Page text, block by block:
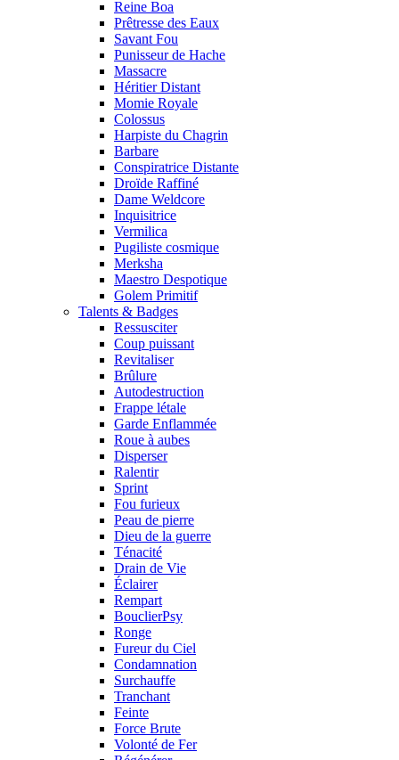
Reine Boa
Prêtresse des Eaux
Savant Fou
Punisseur de Hache
Massacre
Héritier Distant
Momie Royale
Colossus
Harpiste du Chagrin
Barbare
Conspiratrice Distante
Droïde Raffiné
Dame Weldcore
Inquisitrice
Vermilica
Pugiliste cosmique
Merksha
Maestro Despotique
Golem Primitif
Talents & Badges
Ressusciter
Coup puissant
Revitaliser
Brûlure
Autodestruction
Frappe létale
Garde Enflammée
Roue à aubes
Disperser
Ralentir
Sprint
Fou furieux
Peau de pierre
Dieu de la guerre
Ténacité
Drain de Vie
Éclairer
Rempart
BouclierPsy
Ronge
Fureur du Ciel
Condamnation
Surchauffe
Tranchant
Feinte
Force Brute
Volonté de Fer